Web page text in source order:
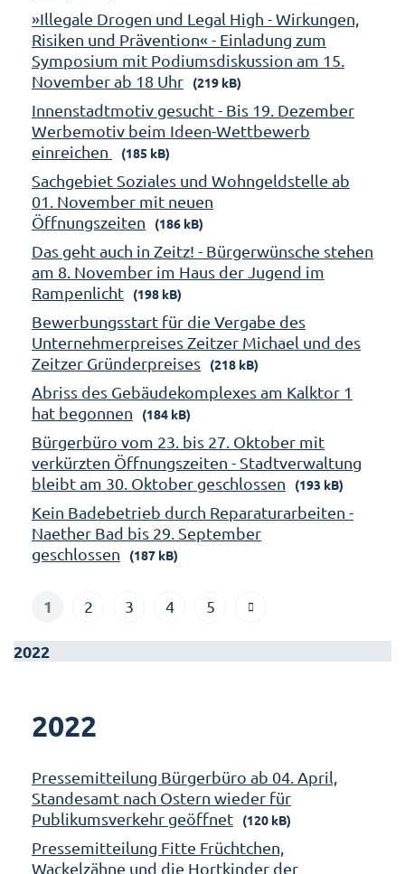
»Illegale Drogen und Legal High - Wirkungen,
Risiken und Prävention« - Einladung zum
Symposium mit Podiumsdiskussion am 15.
November ab 18 Uhr
(219 kB)
Innenstadtmotiv gesucht - Bis 19. Dezember
Werbemotiv beim Ideen-Wettbewerb
einreichen
(185 kB)
Sachgebiet Soziales und Wohngeldstelle ab
01. November mit neuen
Öffnungszeiten
(186 kB)
Das geht auch in Zeitz! - Bürgerwünsche stehen
am 8. November im Haus der Jugend im
Rampenlicht
(198 kB)
Bewerbungsstart für die Vergabe des
Unternehmerpreises Zeitzer Michael und des
Zeitzer Gründerpreises
(218 kB)
Abriss des Gebäudekomplexes am Kalktor 1
hat begonnen
(184 kB)
Bürgerbüro vom 23. bis 27. Oktober mit
verkürzten Öffnungszeiten - Stadtverwaltung
bleibt am 30. Oktober geschlossen
(193 kB)
Kein Badebetrieb durch Reparaturarbeiten -
Naether Bad bis 29. September
geschlossen
(187 kB)
1 2 3 4 5
2022
2022
Pressemitteilung Bürgerbüro ab 04. April,
Standesamt nach Ostern wieder für
Publikumsverkehr geöffnet
(120 kB)
Pressemitteilung Fitte Früchtchen,
Wackelzähne und die Hortkinder der